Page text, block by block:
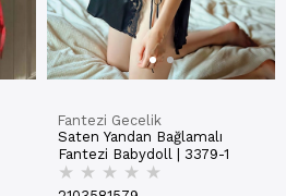
Fantezi Gecelik
Saten Yandan Bağlamalı
Fantezi Babydoll | 3379-1
★ ★ ★ ★ ★